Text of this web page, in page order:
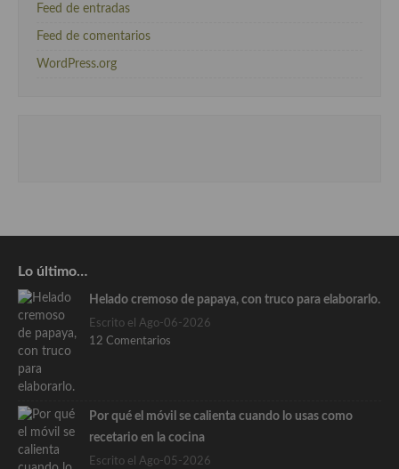
Feed de entradas
Feed de comentarios
WordPress.org
Lo último…
Helado cremoso de papaya, con truco para elaborarlo.
Escrito el Ago-06-2026
12 Comentarios
Por qué el móvil se calienta cuando lo usas como
recetario en la cocina
Escrito el Ago-05-2026